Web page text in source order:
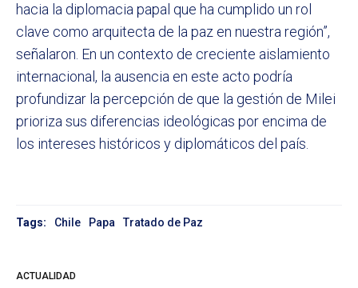
hacia la diplomacia papal que ha cumplido un rol
clave como arquitecta de la paz en nuestra región”,
señalaron. En un contexto de creciente aislamiento
internacional, la ausencia en este acto podría
profundizar la percepción de que la gestión de Milei
prioriza sus diferencias ideológicas por encima de
los intereses históricos y diplomáticos del país.
Tags: Chile Papa Tratado de Paz
ACTUALIDAD